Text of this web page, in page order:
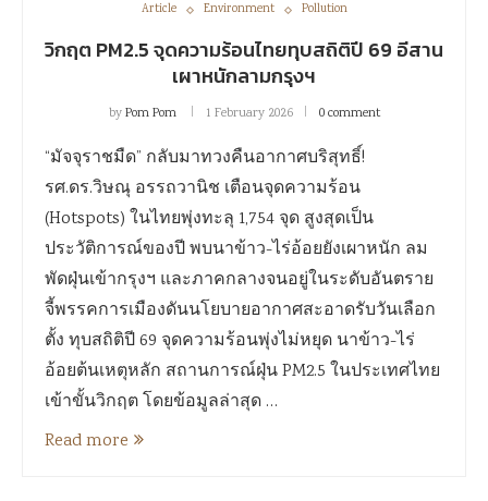
Article Environment Pollution
วิกฤต PM2.5 จุดความร้อนไทยทุบสถิติปี 69 อีสาน
เผาหนักลามกรุงฯ
byPom Pom 1 February 2026 0 comment
“มัจจุราชมืด” กลับมาทวงคืนอากาศบริสุทธิ์!
รศ.ดร.วิษณุ อรรถวานิช เตือนจุดความร้อน
(Hotspots) ในไทยพุ่งทะลุ 1,754 จุด สูงสุดเป็น
ประวัติการณ์ของปี พบนาข้าว-ไร่อ้อยยังเผาหนัก ลม
พัดฝุ่นเข้ากรุงฯ และภาคกลางจนอยู่ในระดับอันตราย
จี้พรรคการเมืองดันนโยบายอากาศสะอาดรับวันเลือก
ตั้ง ทุบสถิติปี 69 จุดความร้อนพุ่งไม่หยุด นาข้าว-ไร่
อ้อยต้นเหตุหลัก สถานการณ์ฝุ่น PM2.5 ในประเทศไทย
เข้าขั้นวิกฤต โดยข้อมูลล่าสุด …
Read more